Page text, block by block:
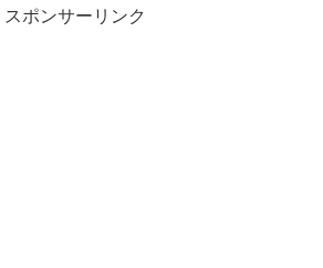
スポンサーリンク